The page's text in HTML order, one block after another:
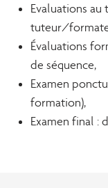
Evaluations au
tuteur/
Évaluations
de séquence,
Examen
formation),
Examen final :